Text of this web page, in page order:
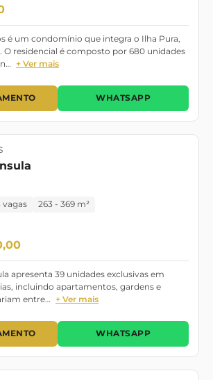
é um condomínio que integra o Ilha Pura,
O residencial é composto por 680 unidades
+ Ver mais
WHATSAPP
2027
vagas 263 - 369 m²
apresenta 39 unidades exclusivas em
incluindo apartamentos, gardens e
entre… + Ver mais
WHATSAPP